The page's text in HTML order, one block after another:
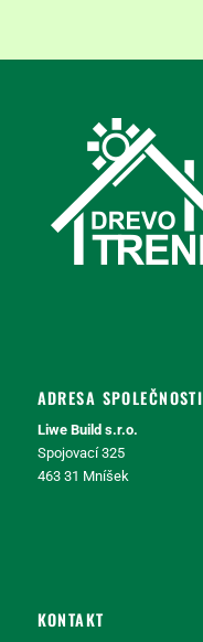
ADRESA SPOLEČNOSTI
Liwe Build s.r.o.
Spojovací 325
463 31 Mníšek
KONTAKT